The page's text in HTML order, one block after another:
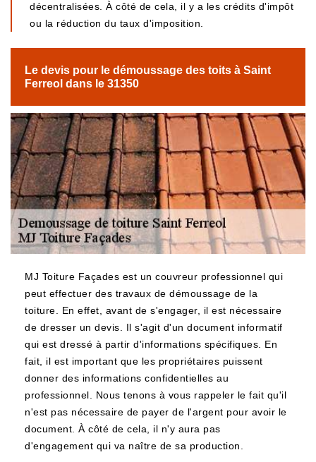
décentralisées. À côté de cela, il y a les crédits d'impôt
ou la réduction du taux d'imposition.
Le devis pour le démoussage des toits à Saint
Ferreol dans le 31350
MJ Toiture Façades est un couvreur professionnel qui
peut effectuer des travaux de démoussage de la
toiture. En effet, avant de s'engager, il est nécessaire
de dresser un devis. Il s'agit d'un document informatif
qui est dressé à partir d'informations spécifiques. En
fait, il est important que les propriétaires puissent
donner des informations confidentielles au
professionnel. Nous tenons à vous rappeler le fait qu'il
n'est pas nécessaire de payer de l'argent pour avoir le
document. À côté de cela, il n'y aura pas
d'engagement qui va naître de sa production.